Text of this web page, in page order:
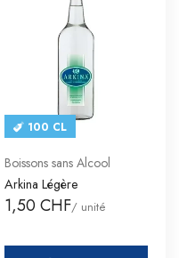
100 CL
Boissons sans Alcool
Arkina Légère
1,50 CHF/ unité